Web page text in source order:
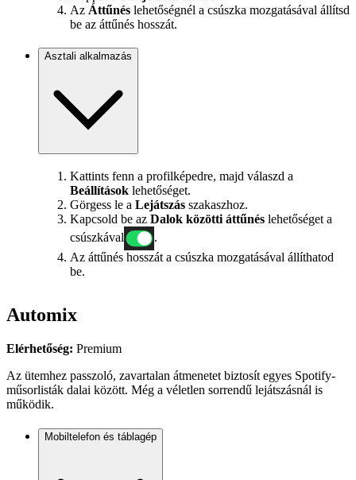
Az Áttűnés lehetőségnél a csúszka mozgatásával állítsd
be az áttűnés hosszát.
Asztali alkalmazás
Kattints fenn a profilképedre, majd válaszd a
Beállítások lehetőséget.
Görgess le a Lejátszás szakaszhoz.
Kapcsold be az Dalok közötti áttűnés lehetőséget a
csúszkával
.
Az áttűnés hosszát a csúszka mozgatásával állíthatod
be.
Automix
Elérhetőség: Premium
Az ütemhez passzoló, zavartalan átmenetet biztosít egyes Spotify-
műsorlisták dalai között. Még a véletlen sorrendű lejátszásnál is
működik.
Mobiltelefon és táblagép